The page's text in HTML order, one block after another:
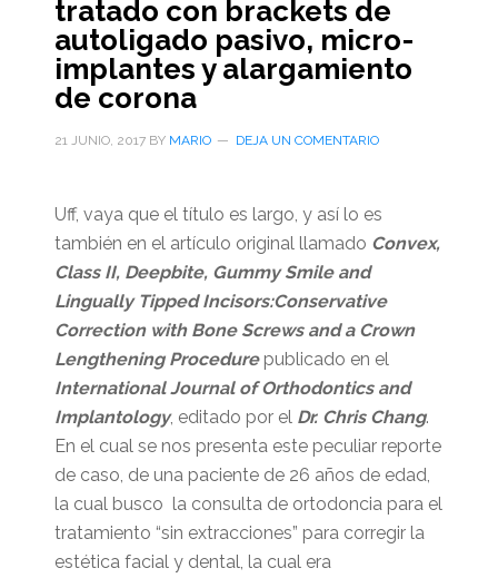
tratado con brackets de
autoligado pasivo, micro-
implantes y alargamiento
de corona
21 JUNIO, 2017BY MARIO DEJA UN COMENTARIO
Uff, vaya que el título es largo, y así lo es
también en el artículo original llamado Convex,
Class II, Deepbite, Gummy Smile and
Lingually Tipped Incisors:Conservative
Correction with Bone Screws and a Crown
Lengthening Procedurepublicado en el
International Journal of Orthodontics and
Implantology, editado por el Dr. Chris Chang.
En el cual se nos presenta este peculiar reporte
de caso, de una paciente de 26 años de edad,
la cual busco la consulta de ortodoncia para el
tratamiento “sin extracciones” para corregir la
estética facial y dental, la cual era